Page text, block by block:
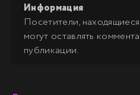
Информация
Посетители,
могут оставлять
публикации.